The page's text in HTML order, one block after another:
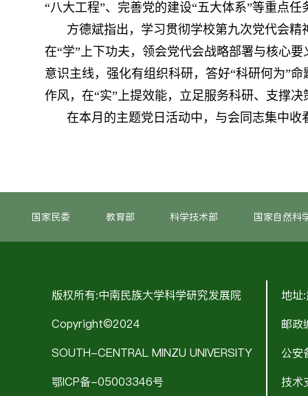
“八大工程”、完善党的建设“五大体系”等重点
方德斌指出，学习贯彻学校第九次党代会
在“学”上下功夫，领会党代会战略部署与核心
意识主线，强化有组织科研，答好“科研何为”
作风，在“实”上提效能，立足服务科研、支撑
在本月的主题党日活动中，与会同志集中
国家民委 教育部 科学技术部 国家自然科
版权所有:中南民族大学科学研究发展院
Copyright©2024
SOUTH-CENTRAL MINZU UNIVERSITY
鄂ICP备-05003346号
地址
邮政
公
技术